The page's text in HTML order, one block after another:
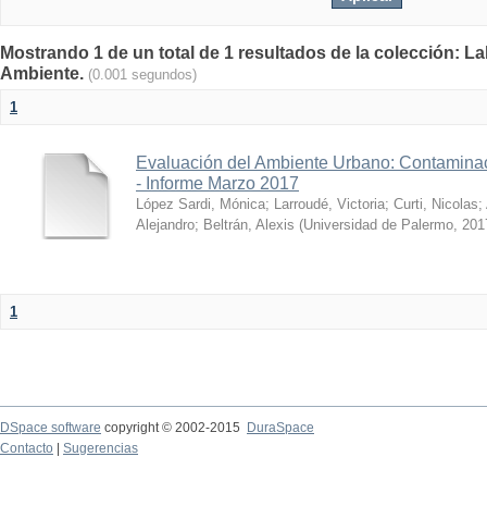
Mostrando 1 de un total de 1 resultados de la colección:
Ambiente. (0.001 segundos)
1
Evaluación del Ambiente Urbano:
- Informe Marzo 2017
López Sardi, Mónica; Larroudé, Victoria; Curti, Nicolas;
Alejandro; Beltrán, Alexis (Universidad de Palermo,
1
DSpace software copyright © 2002-2015
DuraSpace
Contacto
Sugerencias